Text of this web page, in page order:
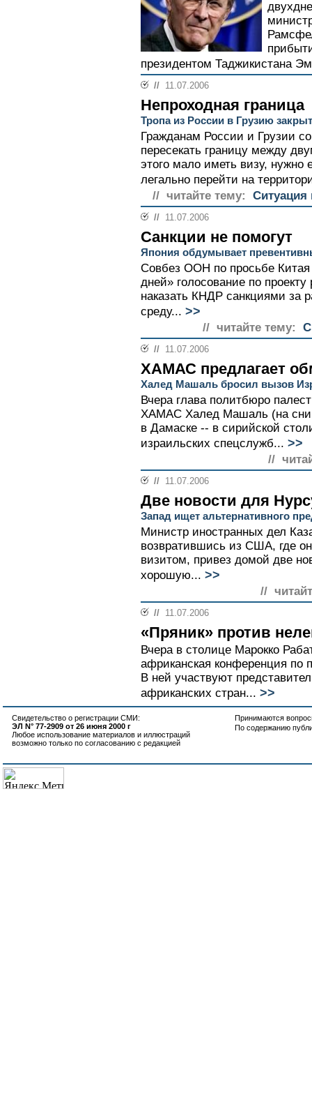
президентом Таджикистана
// 11.07.2006
Непроходная граница
Тропа из России в Грузию
Гражданам России и Грузии
пересекать границу между
этого мало иметь визу, нужно
легально перейти на
// читайте тему:
Ситуация
// 11.07.2006
Санкции не помогут
Япония обдумывает
Совбез ООН по просьбе Китая
дней» голосование по
наказать КНДР санкциями за
среду... >>
// читайте тему:
// 11.07.2006
ХАМАС предлагает
Халед Машаль бросил вызов
Вчера глава политбюро
ХАМАС Халед Машаль (на
в Дамаске -- в сирийской
израильских спецслужб... >>
//
// 11.07.2006
Две новости для
Запад ищет альтернативного
Министр иностранных дел
возвратившись из США, где
визитом, привез домой две
хорошую... >>
//
// 11.07.2006
«Пряник» против
Вчера в столице Марокко
африканская конференция по
В ней участвуют
африканских стран... >>
Свидетельство о регистрации СМИ:
ЭЛ N° 77-2909 от 26 июня 2000 г
Любое использование материалов и иллюстраций
возможно только по согласованию с редакцией
Принимаются
По содержанию